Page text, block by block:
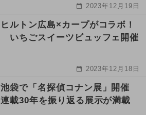
2023年12月19日
ヒルトン広島×カープがコラボ！
いちごスイーツビュッフェ開催
2023年12月18日
池袋で「名探偵コナン展」開催
連載30年を振り返る展示が満載